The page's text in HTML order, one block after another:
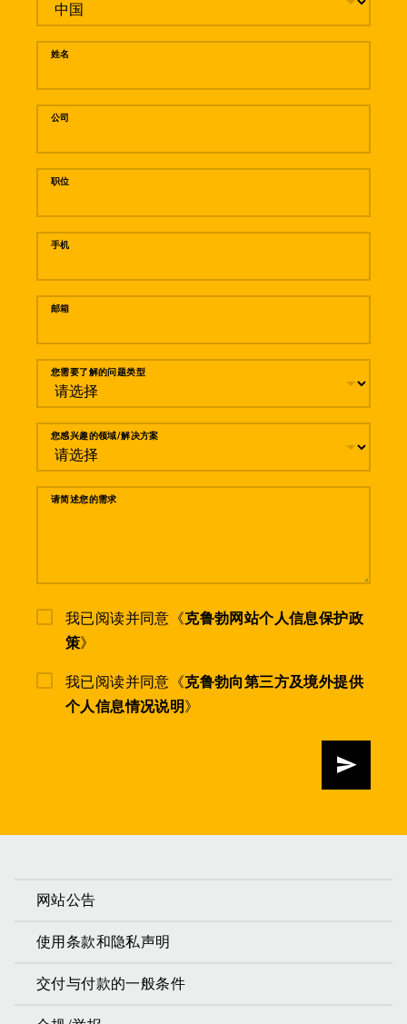
姓名
公司
职位
手机
邮箱
您需要了解的问题类型
您感兴趣的领域/解决方案
请简述您的需求
我已阅读并同意《克鲁勃网站个人信息保护政
策》
我已阅读并同意《克鲁勃向第三方及境外提供
个人信息情况说明》
发送
网站公告
使用条款和隐私声明
交付与付款的一般条件